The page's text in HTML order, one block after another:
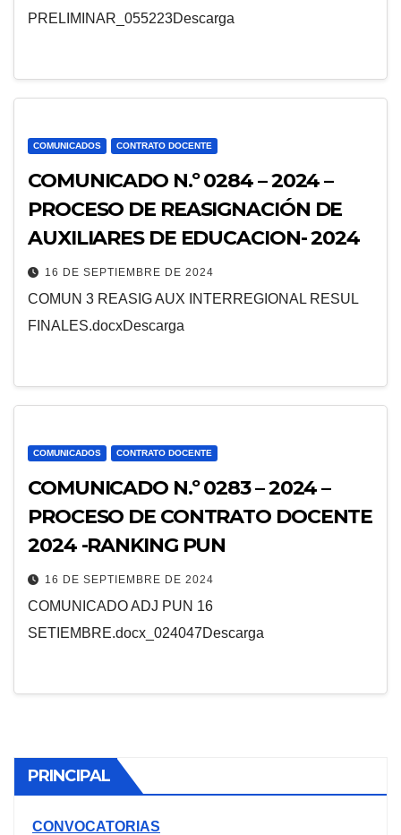
PRELIMINAR_055223Descarga
COMUNICADOS CONTRATO DOCENTE
COMUNICADO N.º 0284 – 2024 –
PROCESO DE REASIGNACIÓN DE
AUXILIARES DE EDUCACION- 2024
16 DE SEPTIEMBRE DE 2024
COMUN 3 REASIG AUX INTERREGIONAL RESUL
FINALES.docxDescarga
COMUNICADOS CONTRATO DOCENTE
COMUNICADO N.º 0283 – 2024 –
PROCESO DE CONTRATO DOCENTE
2024 -RANKING PUN
16 DE SEPTIEMBRE DE 2024
COMUNICADO ADJ PUN 16
SETIEMBRE.docx_024047Descarga
PRINCIPAL
CONVOCATORIAS